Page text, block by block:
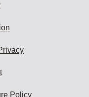
Policy